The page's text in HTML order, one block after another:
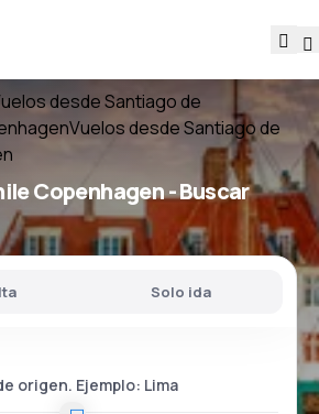
desde Santiago de
Vuelos desde Santiago de
Copenhagen- Buscar
Solo ida